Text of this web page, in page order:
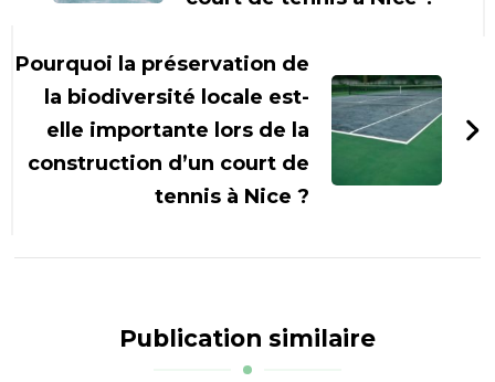
Pourquoi la préservation de
la biodiversité locale est-
elle importante lors de la
construction d’un court de
tennis à Nice ?
Publication similaire